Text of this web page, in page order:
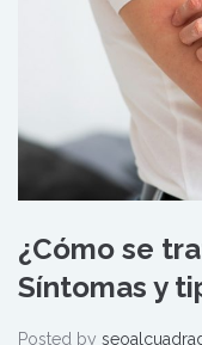
¿Cómo se
Síntomas y
Posted by